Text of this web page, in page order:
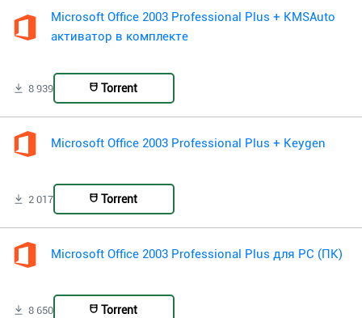
Microsoft Office 2003 Professional Plus + KMSAuto
активатор в комплекте
8 939 Torrent
Microsoft Office 2003 Professional Plus + Keygen
2 017 Torrent
Microsoft Office 2003 Professional Plus для PC (ПК)
8 650 Torrent